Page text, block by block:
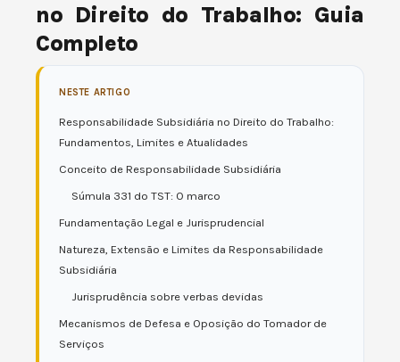
no Direito do Trabalho: Guia
Completo
NESTE ARTIGO
Responsabilidade Subsidiária no Direito do Trabalho:
Fundamentos, Limites e Atualidades
Conceito de Responsabilidade Subsidiária
Súmula 331 do TST: O marco
Fundamentação Legal e Jurisprudencial
Natureza, Extensão e Limites da Responsabilidade
Subsidiária
Jurisprudência sobre verbas devidas
Mecanismos de Defesa e Oposição do Tomador de
Serviços